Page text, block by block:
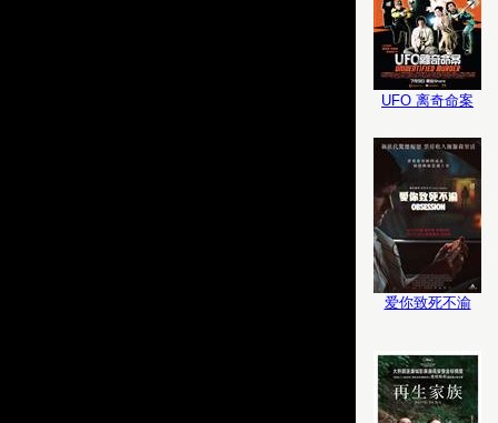
UFO 离奇命案
爱你致死不渝